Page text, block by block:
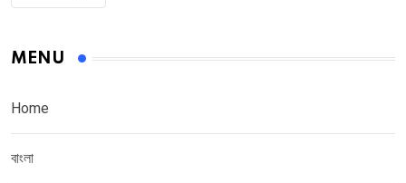
MENU
Home
বাংলা